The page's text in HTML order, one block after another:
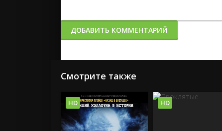
ДОБАВИТЬ КОММЕНТАРИЙ
Смотрите также
HD HD